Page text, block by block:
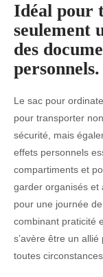
Idéal pour
seulement
des
personnels.
Le sac pour
pour transporter
sécurité, mais
effets personnels
compartiments et
garder organisés et
pour une journée
combinant praticité
s’avère être un
toutes circonstances.